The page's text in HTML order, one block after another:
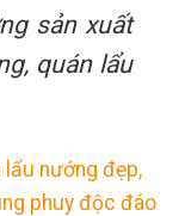
sản xuất
quán lẩu
lẩu nướng đẹp,
phuy độc đáo